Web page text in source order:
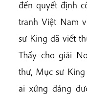
đến quyết định
tranh Việt Nam
sư King đã viết
Thầy cho giải
thư, Mục sư
ai xứng đáng